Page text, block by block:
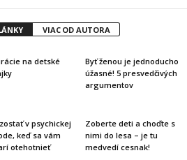
VIAC OD AUTORA
na detské
Byť ženou je jednoducho
úžasné! 5 presvedčivých
argumentov
v psychickej
keď sa vám
otehotnieť
Zoberte deti a choďte s
nimi do lesa – je tu
medvedí cesnak!